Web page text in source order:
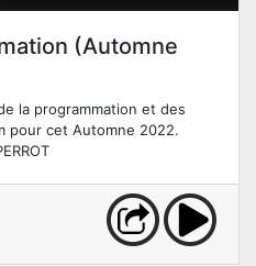
(Automne
la programmation et des
pour cet Automne 2022.